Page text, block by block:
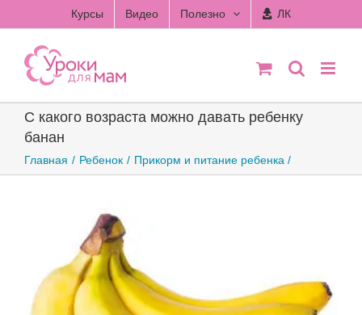
to
content
Курсы Видео Полезно ЛК
С какого возраста можно давать ребенку
банан
Главная Ребенок Прикорм и питание ребенка